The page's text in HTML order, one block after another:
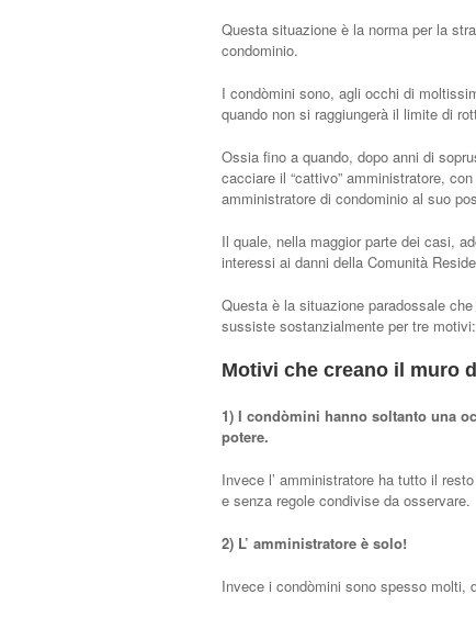
Questa situazione è la norma per la
condominio.
I condòmini sono, agli occhi di
quando non si raggiungerà il limite di
Ossia fino a quando, dopo anni di
cacciare il “cattivo” amministratore,
amministratore di condominio al suo
Il quale, nella maggior parte dei casi,
interessi ai danni della Comunità
Questa è la situazione paradossale
sussiste sostanzialmente per tre motivi:
Motivi che creano il muro
1) I condòmini hanno soltanto una
potere.
Invece l’ amministratore ha tutto il
e senza regole condivise da osservare.
2) L’ amministratore è solo!
Invece i condòmini sono spesso molti,